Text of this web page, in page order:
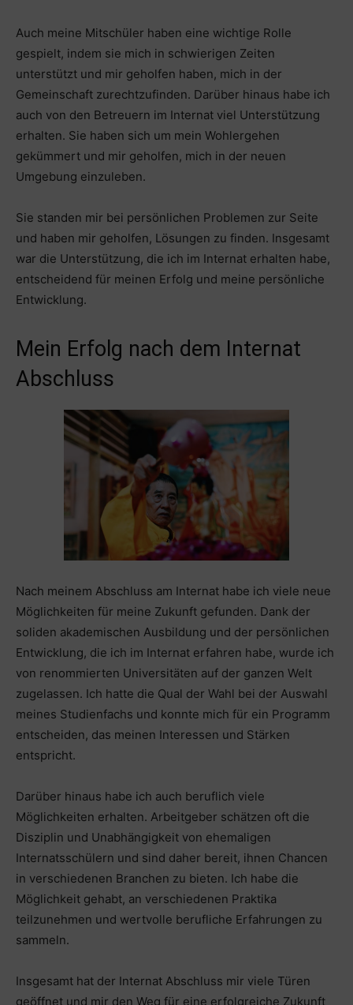
Auch meine Mitschüler haben eine wichtige Rolle
gespielt, indem sie mich in schwierigen Zeiten
unterstützt und mir geholfen haben, mich in der
Gemeinschaft zurechtzufinden. Darüber hinaus habe ich
auch von den Betreuern im Internat viel Unterstützung
erhalten. Sie haben sich um mein Wohlergehen
gekümmert und mir geholfen, mich in der neuen
Umgebung einzuleben.
Sie standen mir bei persönlichen Problemen zur Seite
und haben mir geholfen, Lösungen zu finden. Insgesamt
war die Unterstützung, die ich im Internat erhalten habe,
entscheidend für meinen Erfolg und meine persönliche
Entwicklung.
Mein Erfolg nach dem Internat
Abschluss
Nach meinem Abschluss am Internat habe ich viele neue
Möglichkeiten für meine Zukunft gefunden. Dank der
soliden akademischen Ausbildung und der persönlichen
Entwicklung, die ich im Internat erfahren habe, wurde ich
von renommierten Universitäten auf der ganzen Welt
zugelassen. Ich hatte die Qual der Wahl bei der Auswahl
meines Studienfachs und konnte mich für ein Programm
entscheiden, das meinen Interessen und Stärken
entspricht.
Darüber hinaus habe ich auch beruflich viele
Möglichkeiten erhalten. Arbeitgeber schätzen oft die
Disziplin und Unabhängigkeit von ehemaligen
Internatsschülern und sind daher bereit, ihnen Chancen
in verschiedenen Branchen zu bieten. Ich habe die
Möglichkeit gehabt, an verschiedenen Praktika
teilzunehmen und wertvolle berufliche Erfahrungen zu
sammeln.
Insgesamt hat der Internat Abschluss mir viele Türen
geöffnet und mir den Weg für eine erfolgreiche Zukunft